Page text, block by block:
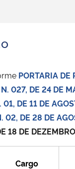
PORTARIA DE
027, DE 24 DE
DE 11 DE
02, DE 28 DE
18 DE
Cargo